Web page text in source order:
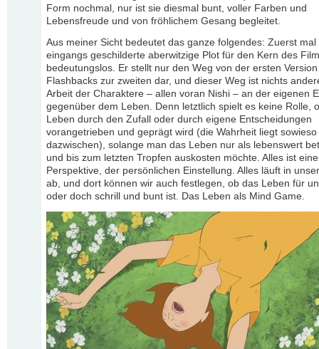
Form nochmal, nur ist sie diesmal bunt, voller Farben und
Lebensfreude und von fröhlichem Gesang begleitet.
Aus meiner Sicht bedeutet das ganze folgendes: Zuerst mal
eingangs geschilderte aberwitzige Plot für den Kern des
bedeutungslos. Er stellt nur den Weg von der ersten
Flashbacks zur zweiten dar, und dieser Weg ist nichts
Arbeit der Charaktere – allen voran Nishi – an der eigenen
gegenüber dem Leben. Denn letztlich spielt es keine Rolle,
Leben durch den Zufall oder durch eigene Entscheidungen
vorangetrieben und geprägt wird (die Wahrheit liegt
dazwischen), solange man das Leben nur als lebenswert
und bis zum letzten Tropfen auskosten möchte. Alles ist
Perspektive, der persönlichen Einstellung. Alles läuft in
ab, und dort können wir auch festlegen, ob das Leben für
oder doch schrill und bunt ist. Das Leben als Mind Game.